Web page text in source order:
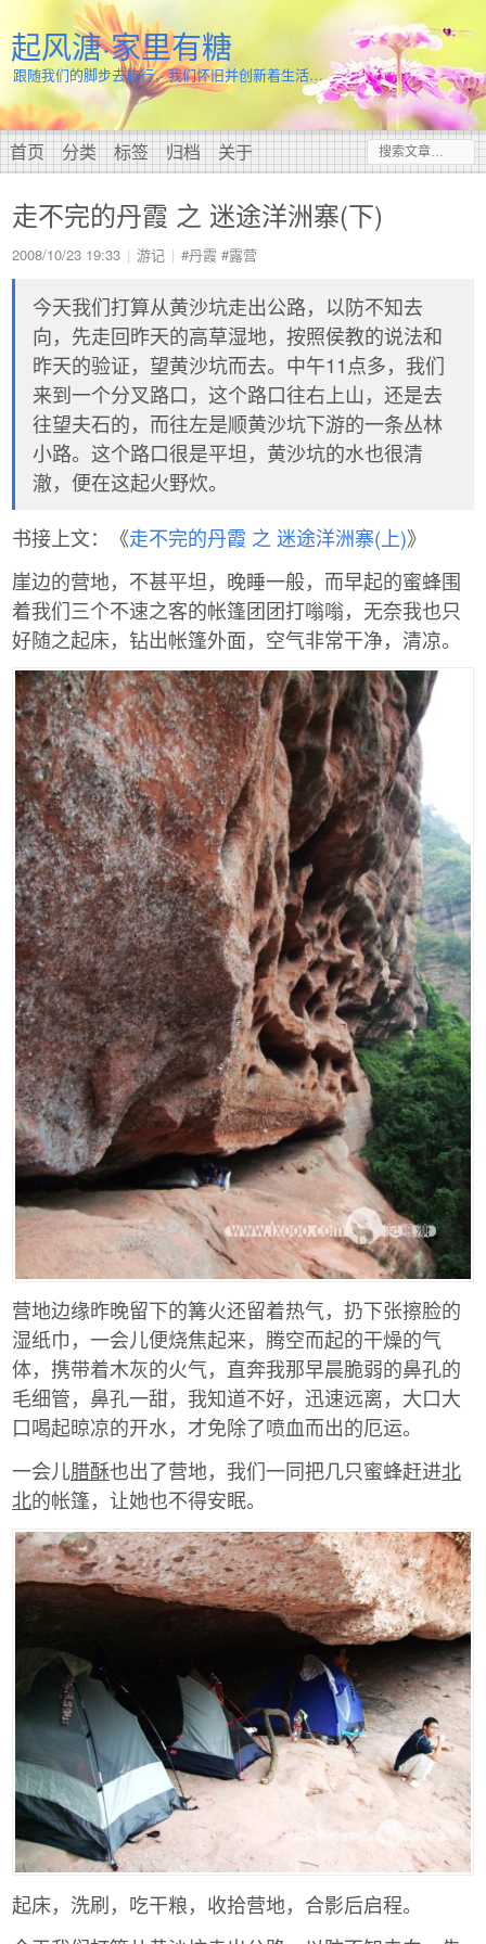
起风溏·家里有糖
跟随我们的脚步去旅行，我们怀旧并创新着生活…
首页 分类 标签 归档 关于
走不完的丹霞 之 迷途洋洲寨(下)
2008/10/23 19:33 游记 #丹霞 #露营
今天我们打算从黄沙坑走出公路，以防不知去
向，先走回昨天的高草湿地，按照侯教的说法和
昨天的验证，望黄沙坑而去。中午11点多，我们
来到一个分叉路口，这个路口往右上山，还是去
往望夫石的，而往左是顺黄沙坑下游的一条丛林
小路。这个路口很是平坦，黄沙坑的水也很清
澈，便在这起火野炊。
书接上文：《走不完的丹霞 之 迷途洋洲寨(上)》
崖边的营地，不甚平坦，晚睡一般，而早起的蜜蜂围
着我们三个不速之客的帐篷团团打嗡嗡，无奈我也只
好随之起床，钻出帐篷外面，空气非常干净，清凉。
营地边缘昨晚留下的篝火还留着热气，扔下张擦脸的
湿纸巾，一会儿便烧焦起来，腾空而起的干燥的气
体，携带着木灰的火气，直奔我那早晨脆弱的鼻孔的
毛细管，鼻孔一甜，我知道不好，迅速远离，大口大
口喝起晾凉的开水，才免除了喷血而出的厄运。
一会儿腊酥也出了营地，我们一同把几只蜜蜂赶进北
北的帐篷，让她也不得安眠。
起床，洗刷，吃干粮，收拾营地，合影后启程。